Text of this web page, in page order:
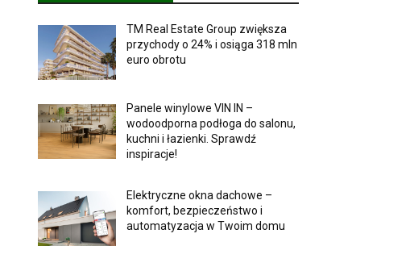
TM Real Estate Group zwiększa
przychody o 24% i osiąga 318 mln
euro obrotu
Panele winylowe VIN IN –
wodoodporna podłoga do salonu,
kuchni i łazienki. Sprawdź
inspiracje!
Elektryczne okna dachowe –
komfort, bezpieczeństwo i
automatyzacja w Twoim domu